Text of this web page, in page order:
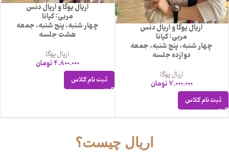
اریال یوگا و اریال دنس
مربی: کیانا
چهار شنبه، پنج شنبه، جمعه
دوازده جلسه
اریال یوگا
7.000.000تومان
ثبت نام کلاس
اریال یوگا و اریال دنس
مربی: کیانا
چهار شنبه، پنج شنبه، جمعه
هشت جلسه
اریال یوگا
4.800.000تومان
ثبت نام کلاس
اریال چیست؟